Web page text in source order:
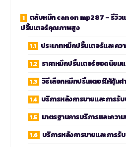
ตลับหมึก canon mp287 – รีวิว
ปริ้นเตอร์คุณภาพสูง
ประเภทหมึกปริ้นเตอร์และคว
ราคาหมึกปริ้นเตอร์ยอดนิยม
วิธีเลือกหมึกปริ้นเตอร์ให้คุ้ม
บริการหลังการขายและการรั
มาตรฐานการบริการและควา
บริการหลังการขายและการ